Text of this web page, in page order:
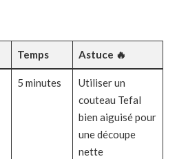
Temps Astuce 🔥
5 minutes
Utiliser un
couteau Tefal
bien aiguisé pour
une découpe
nette